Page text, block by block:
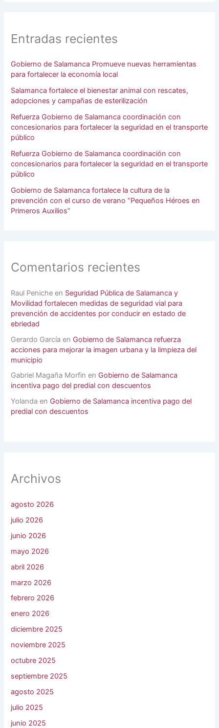
Entradas recientes
Gobierno de Salamanca Promueve nuevas herramientas
para fortalecer la economía local
Salamanca fortalece el bienestar animal con rescates,
adopciones y campañas de esterilización
Refuerza Gobierno de Salamanca coordinación con
concesionarios para fortalecer la seguridad en el transporte
público
Refuerza Gobierno de Salamanca coordinación con
concesionarios para fortalecer la seguridad en el transporte
público
Gobierno de Salamanca fortalece la cultura de la
prevención con el curso de verano “Pequeños Héroes en
Primeros Auxilios”
Comentarios recientes
Raul Peniche en Seguridad Pública de Salamanca y
Movilidad fortalecen medidas de seguridad vial para
prevención de accidentes por conducir en estado de
ebriedad
Gerardo García en Gobierno de Salamanca refuerza
acciones para mejorar la imagen urbana y la limpieza del
municipio
Gabriel Magaña Morfin en Gobierno de Salamanca
incentiva pago del predial con descuentos
Yolanda en Gobierno de Salamanca incentiva pago del
predial con descuentos
Archivos
agosto 2026
julio 2026
junio 2026
mayo 2026
abril 2026
marzo 2026
febrero 2026
enero 2026
diciembre 2025
noviembre 2025
octubre 2025
septiembre 2025
agosto 2025
julio 2025
junio 2025